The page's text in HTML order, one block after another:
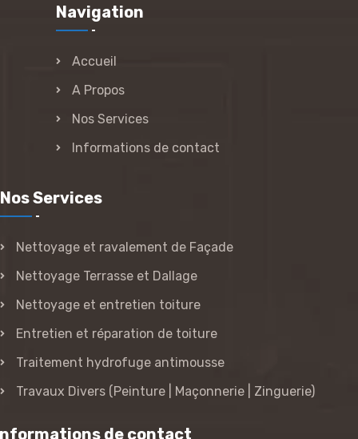
Navigation
Accueil
A Propos
Nos Services
Informations de contact
Nos Services
Nettoyage et ravalement de Façade
Nettoyage Terrasse et Dallage
Nettoyage et entretien toiture
Entretien et réparation de toiture
Traitement hydrofuge antimousse
Travaux Divers (Peinture | Maçonnerie | Zinguerie)
de contact